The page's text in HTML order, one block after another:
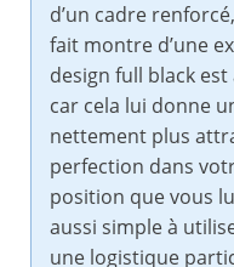
d’un cadre
fait montre d’une
design full black
car cela lui donne
nettement plus
perfection dans
position que vous
aussi simple à
une logistique